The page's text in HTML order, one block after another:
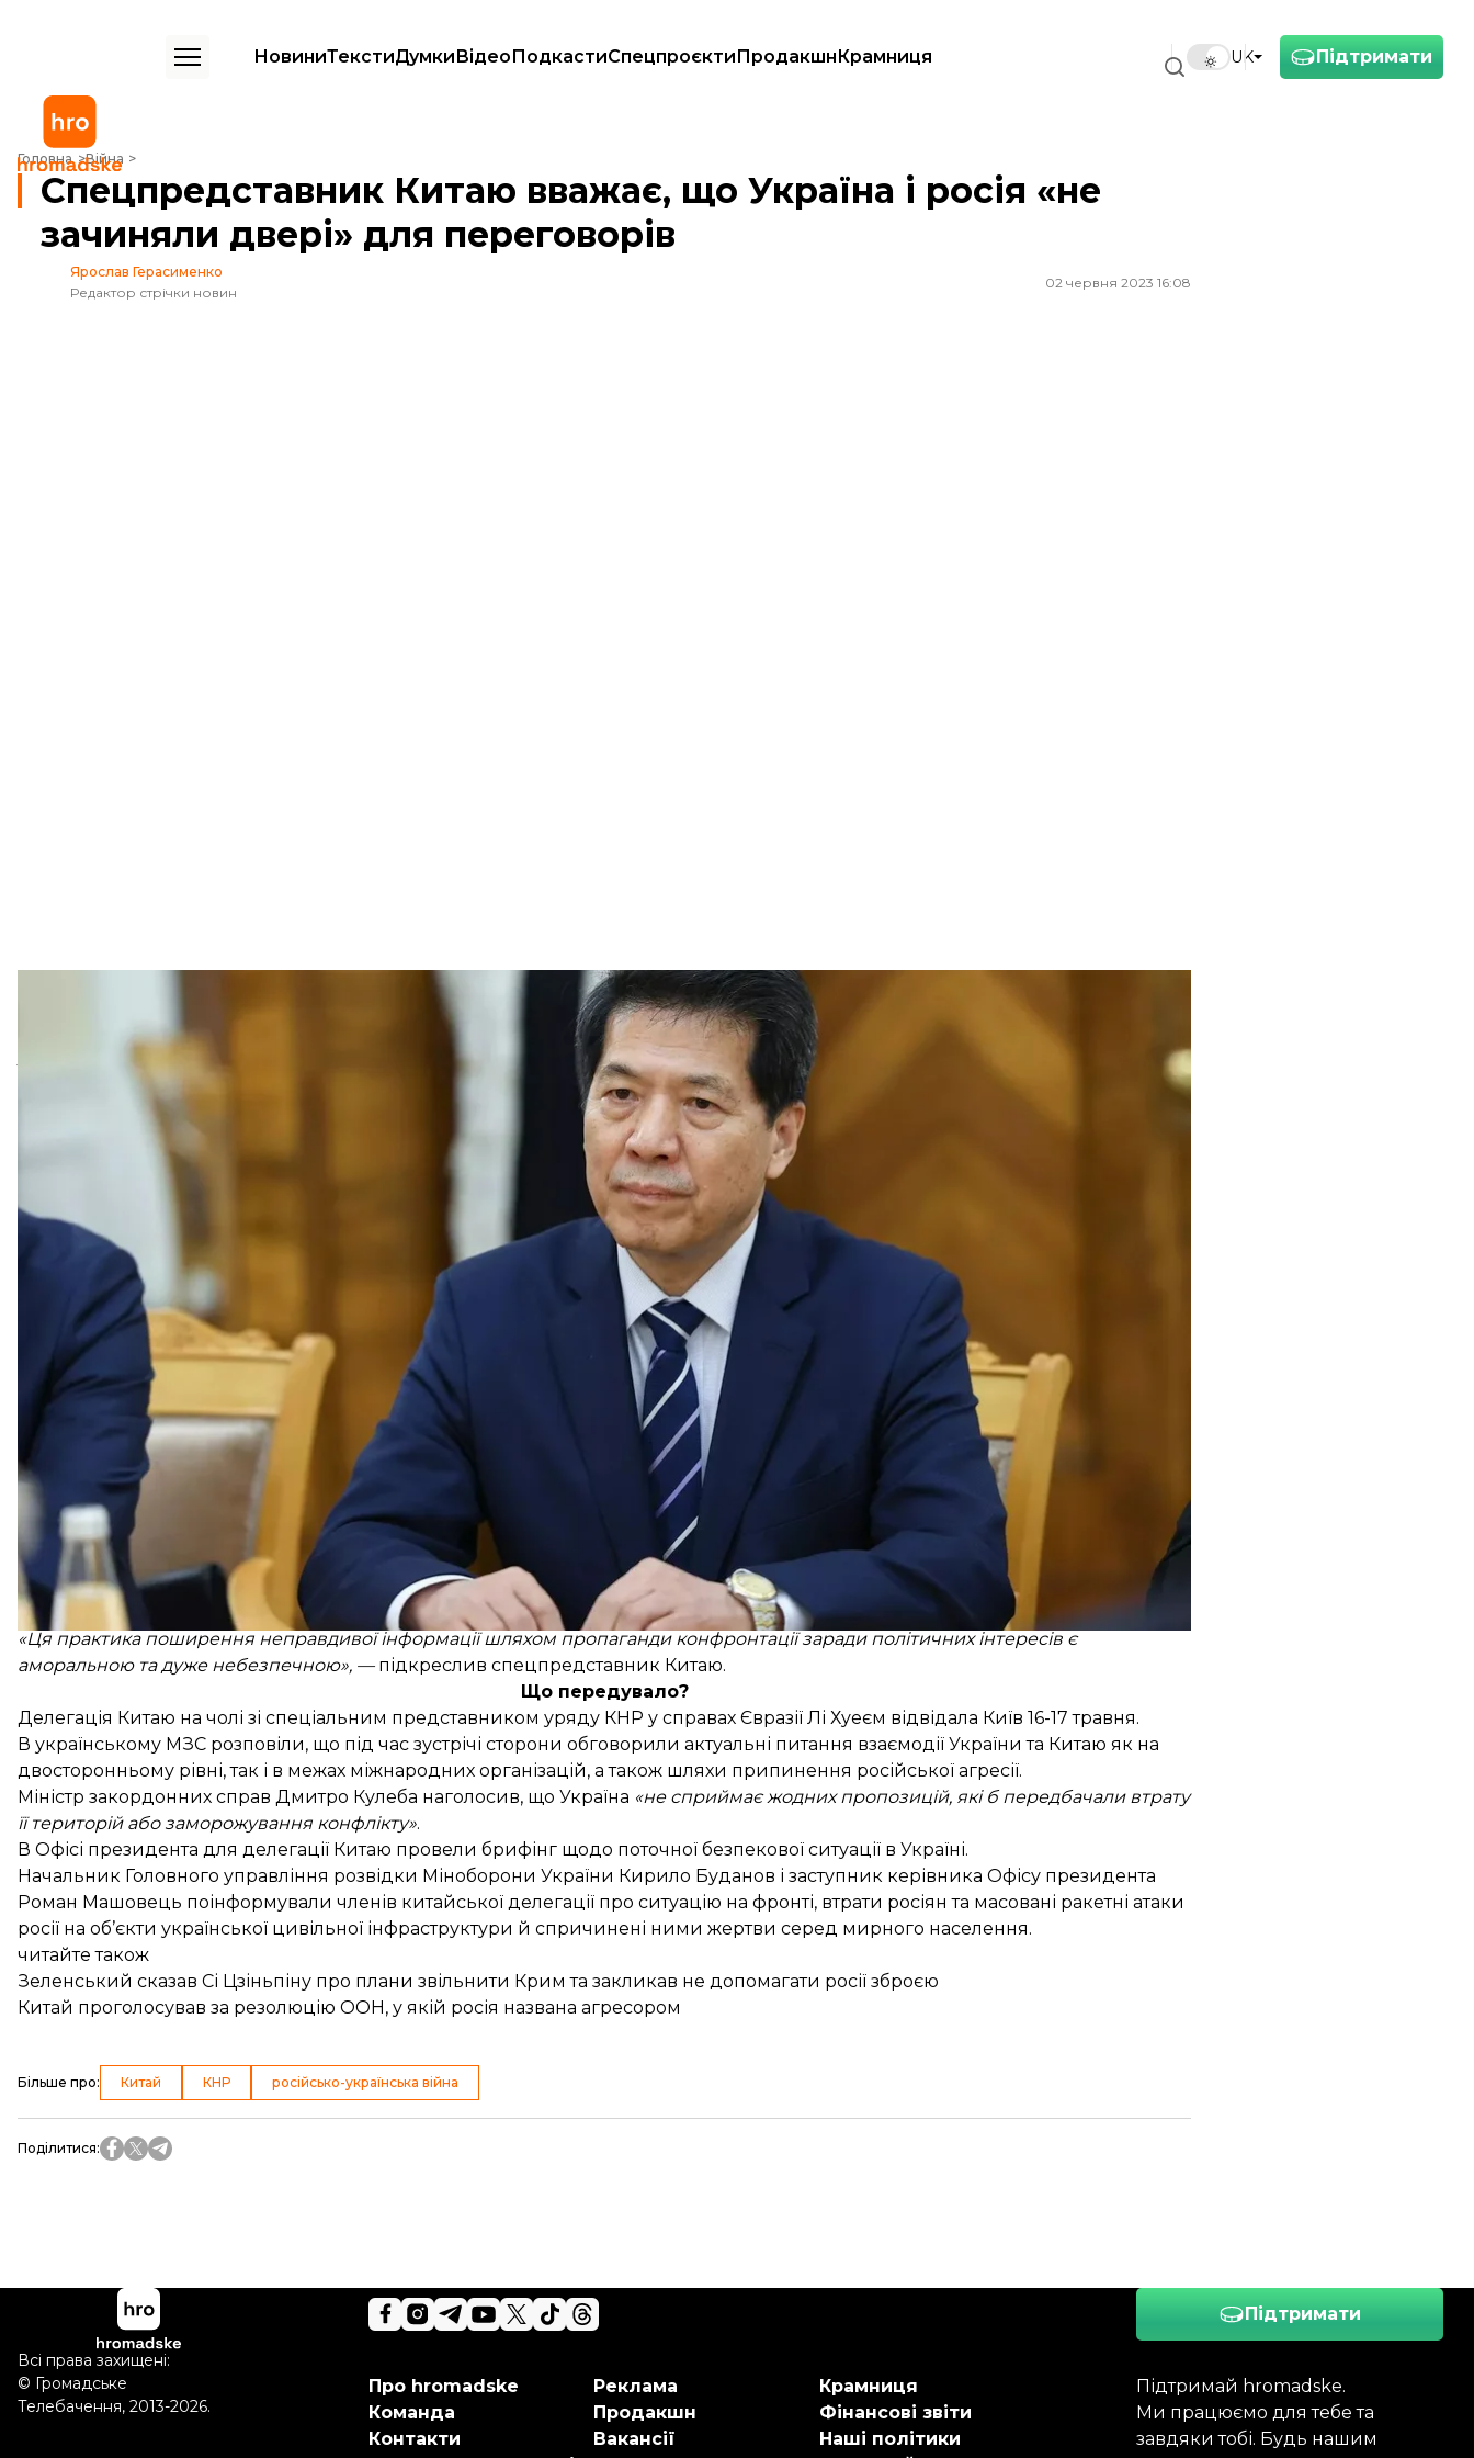
Підтримати
UK
НовиниТекстиДумкиВідеоПодкастиСпецпроєктиПродакшнКрамниця
Головна Війна
Спецпредставник Китаю вважає, що Україна і росія «не зачиняли двері» для переговорів
Спецпредставник Китаю вважає, що Україна і росія «не
зачиняли двері» для переговорів
Ярослав Герасименко
Редактор стрічки новин
02 червня 2023 16:08
Cпеціальний представник Китаю у справах Євразії Лі Хуей у Москві, 26 травня 2023 року
russian Foreign Ministry Press Service via AP
Спеціальний представник Китаю з питань Євразії Лі Хуей вважає, що для переговорів України та росії існує «багато
труднощів», а втім, жодна сторона «не зачиняла двері» для цього.
Про це він заявив на пресконференції в Пекіні після того, як відвідав Україну, країни Європи та росію,
«російська сторона заявила, що рф ніколи не виступала проти мирних переговорів і завжди підтримувала політичне рішення…
Українська сторона також сказала, що вона дорожить і прагне миру, і я відчуваю, що обидві сторони не зачиняли двері для
мирних переговорів»
Водночас китайський дипломат, який раніше був послом Китаю в росії, зазначив, що «ризик ескалації» залишається високим
і що під час візиту до Києва він щодня чув сирени повітряної тривоги.
«Конфлікт зайшов у глухий кут, а поле бою сповнене невизначеності. Ця ситуація викликає занепокоєння»
, — додав Лі Хуей.
Він також наголосив: матеріал The Wall Street Journal, у якому
розповідалося, що Китай закликає США та Європу віддати росії
«її нові території» — і нібито в такий спосіб негайно припинити бойові дії в Україні, не відповідає дійсності.
«Ця практика поширення неправдивої інформації шляхом пропаганди конфронтації заради політичних інтересів є
аморальною та дуже небезпечною», —підкреслив спецпредставник Китаю.
Що передувало?
Делегація Китаю на чолі зі спеціальним представником уряду КНР у справах Євразії Лі Хуеєм відвідала Київ 16-17 травня.
В українському МЗС розповіли, що під час зустрічі сторони обговорили актуальні питання взаємодії України та Китаю як на
двосторонньому рівні, так і в межах міжнародних організацій, а також шляхи припинення російської агресії.
Міністр закордонних справ Дмитро Кулеба наголосив, що Україна «не сприймає жодних пропозицій, які б передбачали втрату
її територій або заморожування конфлікту».
В Офісі президента для делегації Китаю провели брифінг щодо поточної безпекової ситуації в Україні.
Начальник Головного управління розвідки Міноборони України Кирило Буданов і заступник керівника Офісу президента
Роман Машовець поінформували членів китайської делегації про ситуацію на фронті, втрати росіян та масовані ракетні атаки
росії на об’єкти української цивільної інфраструктури й спричинені ними жертви серед мирного населення.
читайте також
Зеленський сказав Сі Цзіньпіну про плани звільнити Крим та закликав не допомагати росії зброєю
Китай проголосував за резолюцію ООН, у якій росія названа агресором
Більше про: Китай КНР російсько-українська війна
Поділитися:
Підтримати
Підтримай hromadske.
Ми працюємо для тебе та
завдяки тобі. Будь нашим
Про hromadske
Команда
Контакти
Реклама
Продакшн
Вакансії
Крамниця
Фінансові звіти
Наші політики
Всі права захищені:
© Громадське
Телебачення, 2013-2026.